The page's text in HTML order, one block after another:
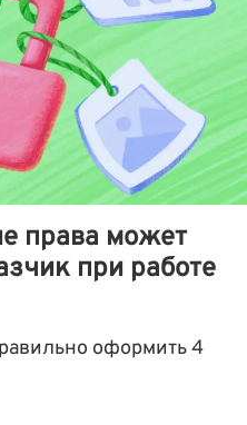
права может
при работе
оформить 4